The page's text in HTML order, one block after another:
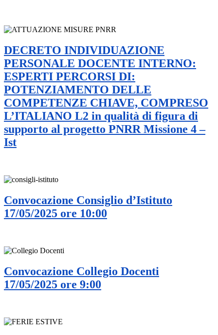
DECRETO INDIVIDUAZIONE
PERSONALE DOCENTE INTERNO:
ESPERTI PERCORSI DI:
POTENZIAMENTO DELLE
COMPETENZE CHIAVE, COMPRESO
L’ITALIANO L2 in qualità di figura di
supporto al progetto PNRR Missione 4 –
Ist
Convocazione Consiglio d’Istituto
17/05/2025 ore 10:00
Convocazione Collegio Docenti
17/05/2025 ore 9:00